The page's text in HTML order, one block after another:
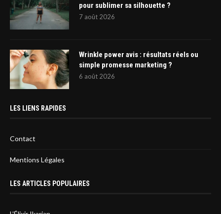
pour sublimer sa silhouette ?
7 août 2026
Wrinkle power avis : résultats réels ou
simple promesse marketing ?
6 août 2026
LES LIENS RAPIDES
Contact
Mentions Légales
LES ARTICLES POPULAIRES